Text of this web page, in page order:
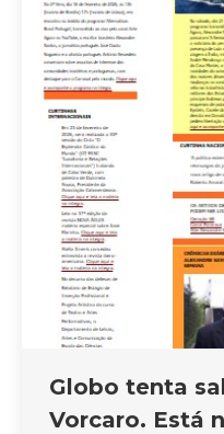
Globo tenta
Vorcaro. Está